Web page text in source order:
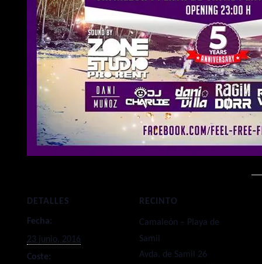
DETALLES
Fecha:
23 junio, 2016
Coste:
RECINTO
Camaleón – Playa de
Samil
Avda. de Samil 26